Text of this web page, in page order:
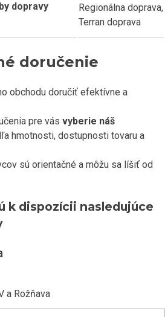
dopravy
Regionálna doprava,
Terran doprava
doručenie
obchodu doručiť efektívne a
pre vás vyberie náš
hmotnosti, dostupnosti tovaru a
sú orientačné a môžu sa líšiť od
k dispozícii nasledujúce
a Rožňava